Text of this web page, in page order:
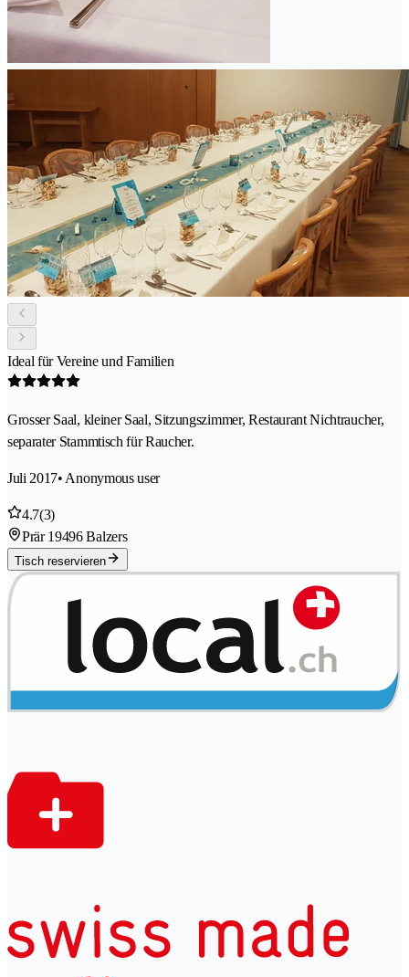
Ideal für Vereine und Familien
Grosser Saal, kleiner Saal, Sitzungszimmer, Restaurant Nichtraucher,
separater Stammtisch für Raucher.
Juli 2017• Anonymous user
4.7(3)
Prär 19496 Balzers
Tisch reservieren